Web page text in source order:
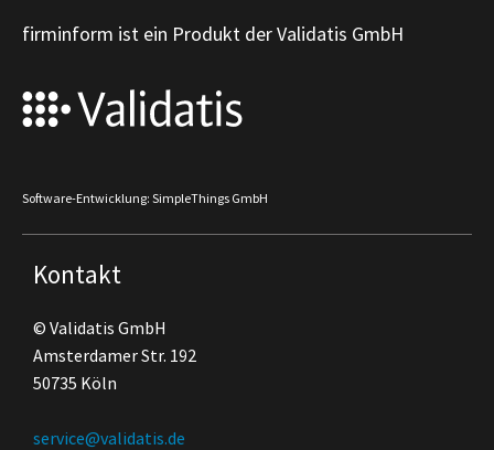
firminform ist ein Produkt der Validatis GmbH
Software-Entwicklung: SimpleThings GmbH
Kontakt
© Validatis GmbH
Amsterdamer Str. 192
50735 Köln
service@validatis.de